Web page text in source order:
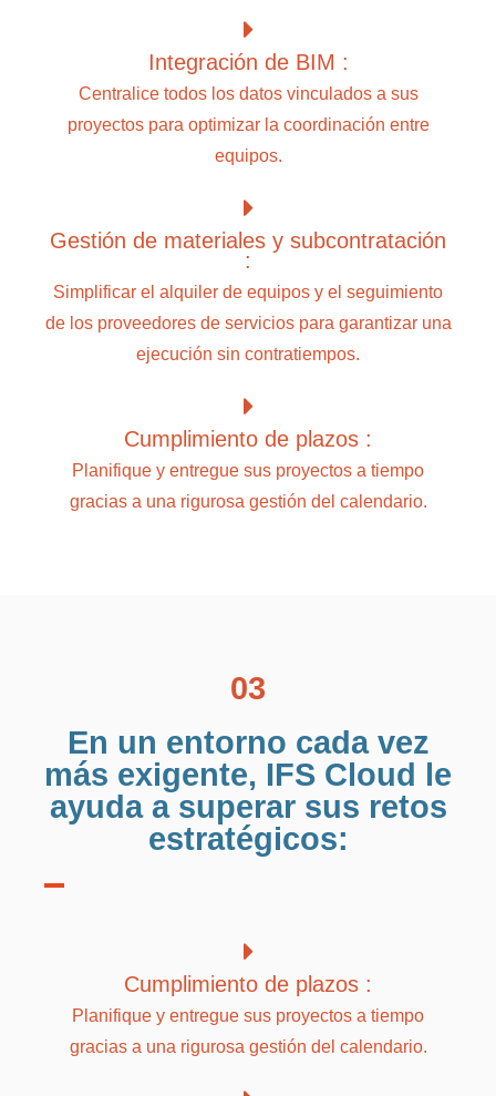
Integración de BIM :
Centralice todos los datos vinculados a sus
proyectos para optimizar la coordinación entre
equipos.
Gestión de materiales y subcontratación
:
Simplificar el alquiler de equipos y el seguimiento
de los proveedores de servicios para garantizar una
ejecución sin contratiempos.
Cumplimiento de plazos :
Planifique y entregue sus proyectos a tiempo
gracias a una rigurosa gestión del calendario.
03
En un entorno cada vez
más exigente, IFS Cloud le
ayuda a superar sus retos
estratégicos:
Cumplimiento de plazos :
Planifique y entregue sus proyectos a tiempo
gracias a una rigurosa gestión del calendario.